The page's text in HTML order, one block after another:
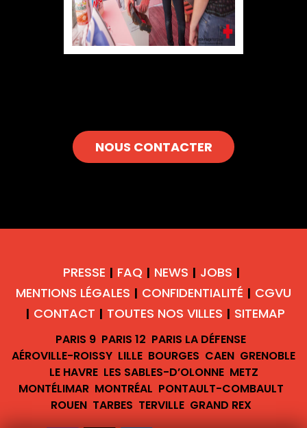
NOUS CONTACTER
PRESSE | FAQ | NEWS | JOBS |
MENTIONS LÉGALES | CONFIDENTIALITÉ | CGVU
| CONTACT | TOUTES NOS VILLES | SITEMAP
PARIS 9 PARIS 12 PARIS LA DÉFENSE
AÉROVILLE-ROISSY LILLE BOURGES CAEN GRENOBLE
LE HAVRE LES SABLES-D’OLONNE METZ
MONTÉLIMAR MONTRÉAL PONTAULT-COMBAULT
ROUEN TARBES TERVILLE GRAND REX